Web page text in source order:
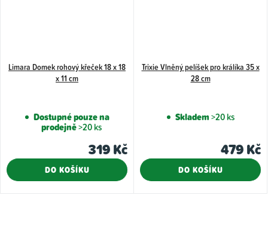
Limara Domek rohový křeček 18 x 18
x 11 cm
Dostupné pouze na
prodejně>20 ks
319 Kč
DO KOŠÍKU
Trixie Vlněný pelíšek pro králíka 35 x
28 cm
Skladem>20 ks
479 Kč
DO KOŠÍKU